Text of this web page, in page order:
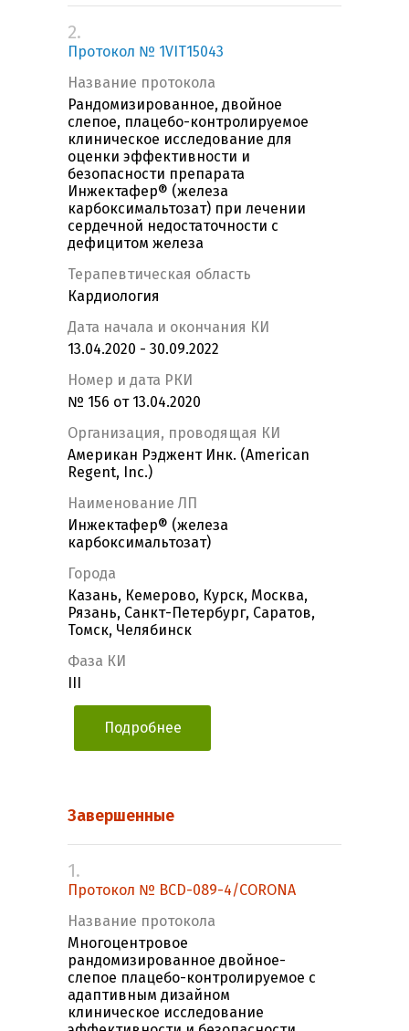
2.
Протокол № 1VIT15043
Название протокола
Рандомизированное, двойное
слепое, плацебо-контролируемое
клиническое исследование для
оценки эффективности и
безопасности препарата
Инжектафер® (железа
карбоксимальтозат) при лечении
сердечной недостаточности с
дефицитом железа
Терапевтическая область
Кардиология
Дата начала и окончания КИ
13.04.2020 - 30.09.2022
Номер и дата РКИ
№ 156 от 13.04.2020
Организация, проводящая КИ
Американ Рэджент Инк. (American
Regent, Inc.)
Наименование ЛП
Инжектафер® (железа
карбоксимальтозат)
Города
Казань, Кемерово, Курск, Москва,
Рязань, Санкт-Петербург, Саратов,
Томск, Челябинск
Фаза КИ
Подробнее
Завершенные
1.
Протокол № BCD-089-4/CORONA
Название протокола
Многоцентровое
рандомизированное двойное-
слепое плацебо-контролируемое с
адаптивным дизайном
клиническое исследование